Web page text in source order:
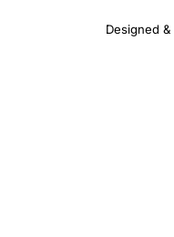
Designed